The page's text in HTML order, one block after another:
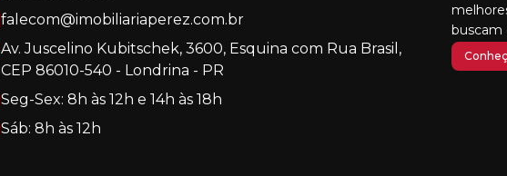
falecom@imobiliariaperez.com.br
Av. Juscelino Kubitschek, 3600, Esquina com Rua Brasil,
CEP 86010-540 - Londrina - PR
Seg-Sex: 8h às 12h e 14h às 18h
Sáb: 8h às 12h
buscam